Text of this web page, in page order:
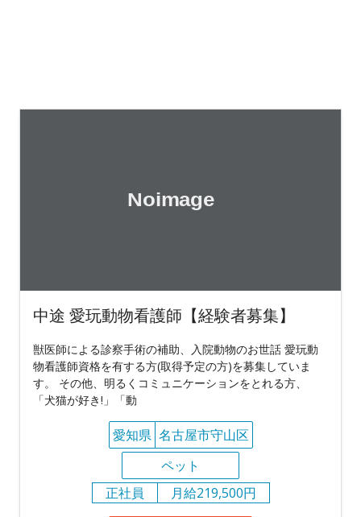
中途 愛玩動物看護師【経験者募集】
獣医師による診察手術の補助、入院動物のお世話 愛玩動
物看護師資格を有する方(取得予定の方)を募集していま
す。 その他、明るくコミュニケーションをとれる方、
「犬猫が好き!」「動
愛知県 名古屋市守山区
ペット
正社員
月給219,500円